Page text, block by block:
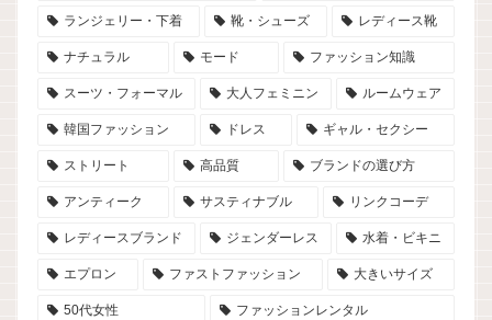
ランジェリー・下着 靴・シューズ レディース靴
ナチュラル モード ファッション知識
スーツ・フォーマル 大人フェミニン ルームウェア
韓国ファッション ドレス ギャル・セクシー
ストリート 高品質 ブランドの選び方
アンティーク サスティナブル リンクコーデ
レディースブランド ジェンダーレス 水着・ビキニ
エプロン ファストファッション 大きいサイズ
50代女性 ファッションレンタル